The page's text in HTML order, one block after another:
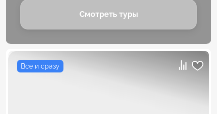
Смотреть туры
Всё и сразу